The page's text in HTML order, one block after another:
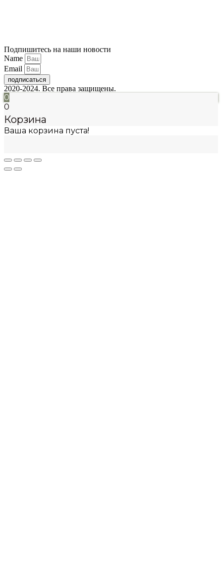
Подпишитесь на наши новости
Name
Email
подписаться
2020-2024. Все права защищены.
0
0
Корзина
Ваша корзина пуста!